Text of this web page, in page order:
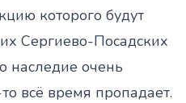
которого будут
Сергиево-Посадских
наследие очень
всё время пропадает.